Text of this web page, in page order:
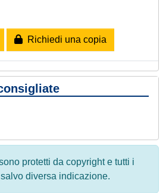
Richiedi una copia
protetti da copyright e tutti i
diversa indicazione.